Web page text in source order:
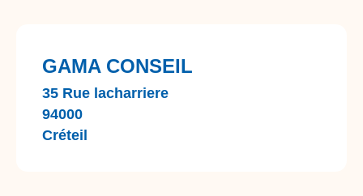
GAMA CONSEIL
35 Rue lacharriere
94000
Créteil